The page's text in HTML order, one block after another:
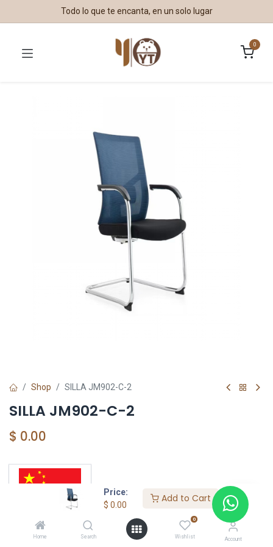
Price:
$ 0.00
Add to Cart
Home Search
0
Wishlist Account
Todo lo que te encanta, en un solo lugar
0
Shop SILLA JM902-C-2
SILLA JM902-C-2
$ 0.00
FÁBRICA DE SILLA